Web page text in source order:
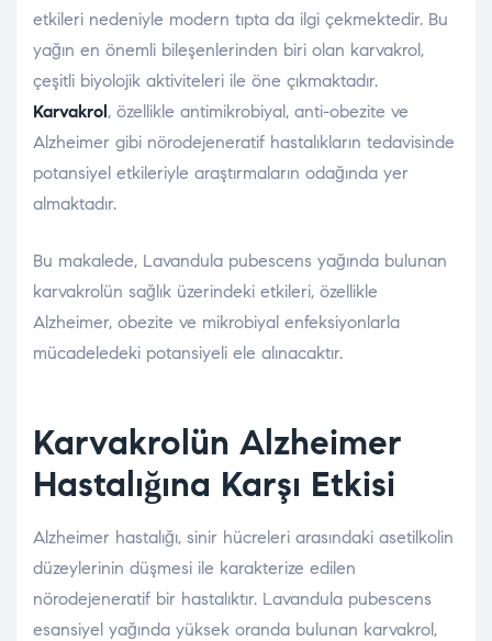
etkileri nedeniyle modern tıpta da ilgi çekmektedir. Bu
yağın en önemli bileşenlerinden biri olan karvakrol,
çeşitli biyolojik aktiviteleri ile öne çıkmaktadır.
Karvakrol, özellikle antimikrobiyal, anti-obezite ve
Alzheimer gibi nörodejeneratif hastalıkların tedavisinde
potansiyel etkileriyle araştırmaların odağında yer
almaktadır.
Bu makalede, Lavandula pubescens yağında bulunan
karvakrolün sağlık üzerindeki etkileri, özellikle
Alzheimer, obezite ve mikrobiyal enfeksiyonlarla
mücadeledeki potansiyeli ele alınacaktır.
Karvakrolün Alzheimer
Hastalığına Karşı Etkisi
Alzheimer hastalığı, sinir hücreleri arasındaki asetilkolin
düzeylerinin düşmesi ile karakterize edilen
nörodejeneratif bir hastalıktır. Lavandula pubescens
esansiyel yağında yüksek oranda bulunan karvakrol,